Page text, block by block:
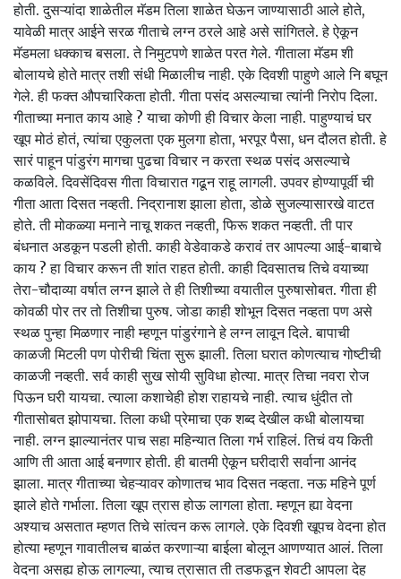
होती. दुसऱ्यांदा शाळेतील मॅडम तिला शाळेत घेऊन जाण्यासाठी आले होते,
यावेळी मात्र आईने सरळ गीताचे लग्न ठरले आहे असे सांगितले. हे ऐकून
मॅडमला धक्काच बसला. ते निमुटपणे शाळेत परत गेले. गीताला मॅडम शी
बोलायचे होते मात्र तशी संधी मिळालीच नाही. एके दिवशी पाहुणे आले नि बघून
गेले. ही फक्त औपचारिकता होती. गीता पसंद असल्याचा त्यांनी निरोप दिला.
गीताच्या मनात काय आहे ? याचा कोणी ही विचार केला नाही. पाहुण्याचं घर
खूप मोठं होतं, त्यांचा एकुलता एक मुलगा होता, भरपूर पैसा, धन दौलत होती. हे
सारं पाहून पांडुरंग मागचा पुढचा विचार न करता स्थळ पसंद असल्याचे
कळविले. दिवसेंदिवस गीता विचारात गढून राहू लागली. उपवर होण्यापूर्वी ची
गीता आता दिसत नव्हती. निद्रानाश झाला होता, डोळे सुजल्यासारखे वाटत
होते. ती मोकळ्या मनाने नाचू शकत नव्हती, फिरू शकत नव्हती. ती पार
बंधनात अडकून पडली होती. काही वेडेवाकडे करावं तर आपल्या आई-बाबाचे
काय ? हा विचार करून ती शांत राहत होती. काही दिवसातच तिचे वयाच्या
तेरा-चौदाव्या वर्षात लग्न झाले ते ही तिशीच्या वयातील पुरुषासोबत. गीता ही
कोवळी पोर तर तो तिशीचा पुरुष. जोडा काही शोभून दिसत नव्हता पण असे
स्थळ पुन्हा मिळणार नाही म्हणून पांडुरंगाने हे लग्न लावून दिले. बापाची
काळजी मिटली पण पोरीची चिंता सुरू झाली. तिला घरात कोणत्याच गोष्टीची
काळजी नव्हती. सर्व काही सुख सोयी सुविधा होत्या. मात्र तिचा नवरा रोज
पिऊन घरी यायचा. त्याला कशाचेही होश राहायचे नाही. त्याच धुंदीत तो
गीतासोबत झोपायचा. तिला कधी प्रेमाचा एक शब्द देखील कधी बोलायचा
नाही. लग्न झाल्यानंतर पाच सहा महिन्यात तिला गर्भ राहिलं. तिचं वय किती
आणि ती आता आई बनणार होती. ही बातमी ऐकून घरीदारी सर्वाना आनंद
झाला. मात्र गीताच्या चेहऱ्यावर कोणातच भाव दिसत नव्हता. नऊ महिने पूर्ण
झाले होते गर्भाला. तिला खूप त्रास होऊ लागला होता. म्हणून ह्या वेदना
अश्याच असतात म्हणत तिचे सांत्वन करू लागले. एके दिवशी खूपच वेदना होत
होत्या म्हणून गावातीलच बाळंत करणाऱ्या बाईला बोलून आणण्यात आलं. तिला
वेदना असह्य होऊ लागल्या, त्याच त्रासात ती तडफडून शेवटी आपला देह